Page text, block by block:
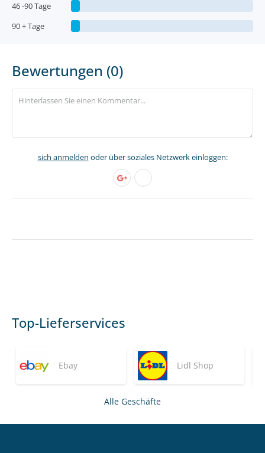
46 -90 Tage
90 + Tage
Bewertungen (0)
sich anmelden oder über soziales Netzwerk einloggen:
Top-Lieferservices
Ebay Lidl Shop
Alle Geschäfte